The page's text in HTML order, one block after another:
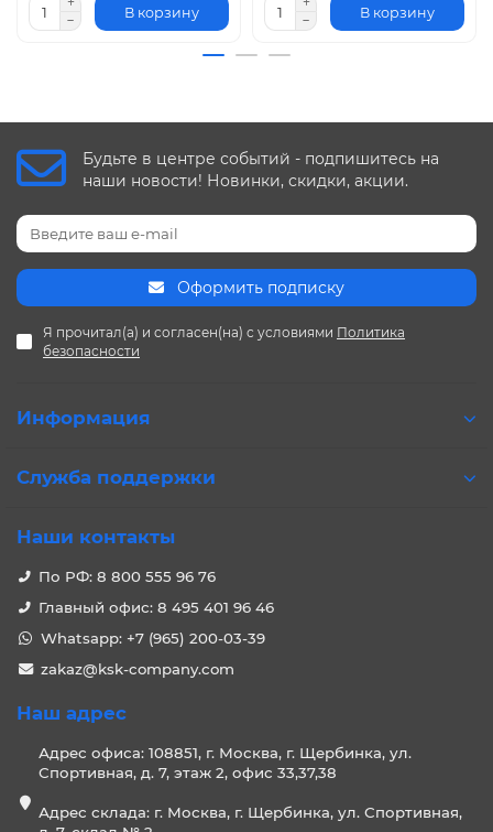
В корзину В корзину
Будьте в центре событий - подпишитесь на
наши новости! Новинки, скидки, акции.
Оформить подписку
Я прочитал(а) и согласен(на) с условиями Политика
безопасности
Информация
Служба поддержки
Наши контакты
По РФ: 8 800 555 96 76
Главный офис: 8 495 401 96 46
Whatsapp: +7 (965) 200-03-39
zakaz@ksk-company.com
Наш адрес
Адрес офиса: 108851, г. Москва, г. Щербинка, ул.
Спортивная, д. 7, этаж 2, офис 33,37,38
Адрес склада: г. Москва, г. Щербинка, ул. Спортивная,